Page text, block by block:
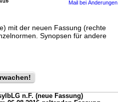
Mail bei Änderungen
mit der neuen Fassung (rechte
Synopsen für andere
n.F. (neue Fassung)